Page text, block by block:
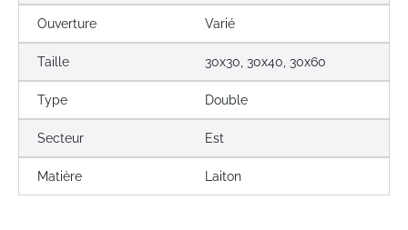
Ouverture Varié
Taille 30x30, 30x40, 30x60
Type Double
Secteur Est
Matière Laiton